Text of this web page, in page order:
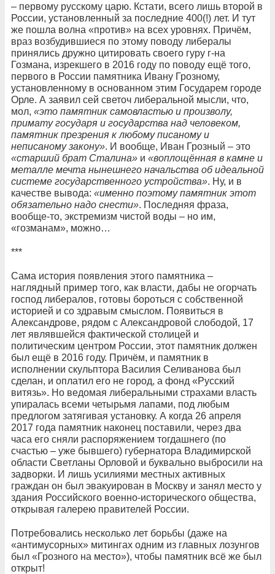
– первому русскому царю. Кстати, всего лишь второй в
России, установленный за последние 400(!) лет. И тут
же пошла волна «против» на всех уровнях. Причём,
враз возбудившиеся по этому поводу либералы
принялись дружно цитировать своего гуру г-на
Гозмана, изрекшего в 2016 году по поводу ещё того,
первого в России памятника Ивану Грозному,
установленному в основанном этим Государем городе
Орле. А заявил сей светоч либеральной мысли, что,
мол, «это памятник самовластью и произволу,
примату государя и государства над человеком,
памятник презрения к любому писаному и
неписаному закону». И вообще, Иван Грозный – это
«старший брат Сталина» и «воплощённая в камне и
металле мечта нынешнего начальства об идеальной
системе государственного устройства». Ну, и в
качестве вывода: «именно поэтому памятник этот
обязательно надо снести». Последняя фраза,
вообще-то, экстремизм чистой воды – но им,
«гозманам», можно…
***
Сама история появления этого памятника –
наглядный пример того, как власти, дабы не огорчать
господ либералов, готовы бороться с собственной
историей и со здравым смыслом. Появиться в
Александрове, рядом с Александровой слободой, 17
лет являвшейся фактической столицей и
политическим центром России, этот памятник должен
был ещё в 2016 году. Причём, и памятник в
исполнении скульптора Василия Селиванова был
сделан, и оплатил его не город, а фонд «Русский
витязь». Но ведомая либеральными страхами власть
упиралась всеми четырьмя лапами, под любым
предлогом затягивая установку. А когда 26 апреля
2017 года памятник наконец поставили, через два
часа его сняли распоряжением тогдашнего (по
счастью – уже бывшего) губернатора Владимирской
области Светланы Орловой и буквально выбросили на
задворки. И лишь усилиями местных активных
граждан он был эвакуирован в Москву и занял место у
здания Российского военно-исторического общества,
открывая галерею правителей России.
Потребовались несколько лет борьбы (даже на
«антимусорных» митингах одним из главных лозунгов
был «Грозного на место»), чтобы памятник всё же был
открыт!